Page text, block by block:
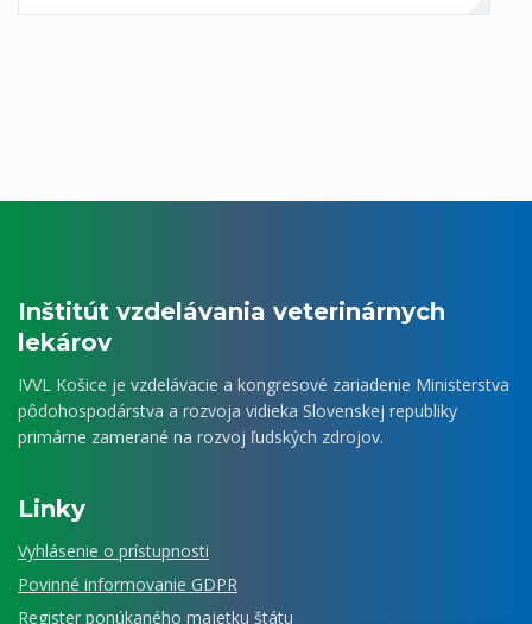
Inštitút vzdelávania veterinárnych
lekárov
IVVL Košice je vzdelávacie a kongresové zariadenie Ministerstva
pôdohospodárstva a rozvoja vidieka Slovenskej republiky
primárne zamerané na rozvoj ľudských zdrojov.
Linky
Vyhlásenie o prístupnosti
Povinné informovanie GDPR
Register ponúkaného majetku štátu